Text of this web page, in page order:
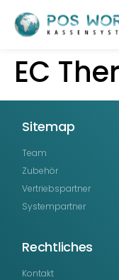
EC
Sitemap
Team
Zubehör
Vertriebspartner
Systempartner
Rechtliches
Kontakt